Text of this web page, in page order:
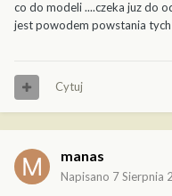
co do modeli ....czeka juz do
jest powodem powstania
Cytuj
manas
Napisano 7 Sierpnia